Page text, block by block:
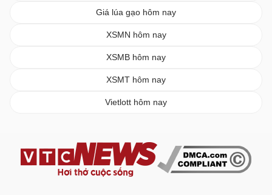
Giá lúa gạo hôm nay
XSMN hôm nay
XSMB hôm nay
XSMT hôm nay
Vietlott hôm nay